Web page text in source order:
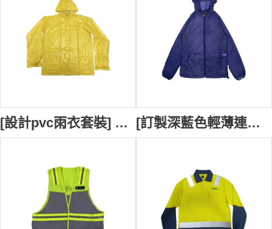
[設計pvc雨衣套裝] ｜黃色連帽防水雨褸｜後幅帶有透氣孔設計｜郵政公司速遞員制服｜Hongkong Post Office｜RC007 [訂製深藍色輕薄連帽外套]｜連帽設計提供額外防風保護｜帽口附有調節繩｜外套兩側設有隱藏式口袋｜袖口採用鬆緊設計｜快遞公司員工制服｜DHL｜原紗防曬功能 J1168